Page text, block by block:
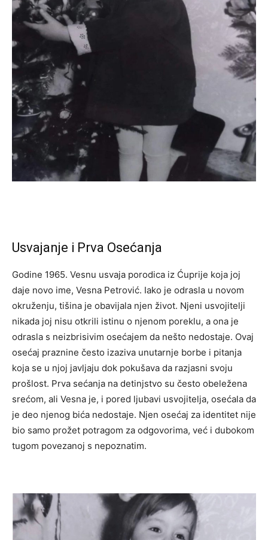
Usvajanje i Prva Osećanja
Godine 1965. Vesnu usvaja porodica iz Ćuprije koja joj
daje novo ime, Vesna Petrović. Iako je odrasla u novom
okruženju, tišina je obavijala njen život. Njeni usvojitelji
nikada joj nisu otkrili istinu o njenom poreklu, a ona je
odrasla s neizbrisivim osećajem da nešto nedostaje. Ovaj
osećaj praznine često izaziva unutarnje borbe i pitanja
koja se u njoj javljaju dok pokušava da razjasni svoju
prošlost. Prva sećanja na detinjstvo su često obeležena
srećom, ali Vesna je, i pored ljubavi usvojitelja, osećala da
je deo njenog bića nedostaje. Njen osećaj za identitet nije
bio samo prožet potragom za odgovorima, već i dubokom
tugom povezanoj s nepoznatim.